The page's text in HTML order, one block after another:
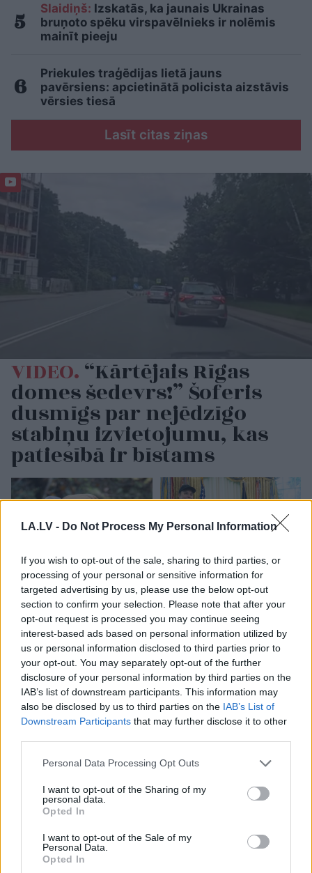
LA.LV - Do Not Process My Personal Information
If you wish to opt-out of the sale, sharing to third parties, or
processing of your personal or sensitive information for
targeted advertising by us, please use the below opt-out
section to confirm your selection. Please note that after your
opt-out request is processed you may continue seeing
interest-based ads based on personal information utilized by
us or personal information disclosed to third parties prior to
your opt-out. You may separately opt-out of the further
disclosure of your personal information by third parties on the
IAB’s list of downstream participants. This information may
also be disclosed by us to third parties on the IAB’s List of
Downstream Participants that may further disclose it to other
Please note that this website/app uses one or more Google
not limited to your visit or usage behaviour. You may click to
grant or deny consent to Google and its third-party tags to
use your data for below specified purposes in below Google
consent section.
Personal Data Processing Opt Outs
I want to opt-out of the Sharing of my
personal data.
Opted In
I want to opt-out of the Sale of my
Personal Data.
Opted In
Slaidiņš: Izskatās, ka jaunais Ukrainas
bruņoto spēku virspavēlnieks ir nolēmis
mainīt pieeju
Priekules traģēdijas lietā jauns
pavērsiens: apcietinātā policista aizstāvis
vērsies tiesā
Lasīt citas ziņas
VIDEO.“Kārtējais Rīgas
domes šedevrs!” Šoferis
dusmīgs par nejēdzīgo
stabiņu izvietojumu, kas
patiesībā ir bīstams
“Kurjūs ar to somu X
stundā vispār
skriesiet?” Latvijas
iedzīvotāji atklāj, kas
atrodas viņu 72 stundu
somās
Masks atsakās no
vienošanās ar Zelenski;
atklājas, par ko viņiem
ir nopietnas
nesaskaņas